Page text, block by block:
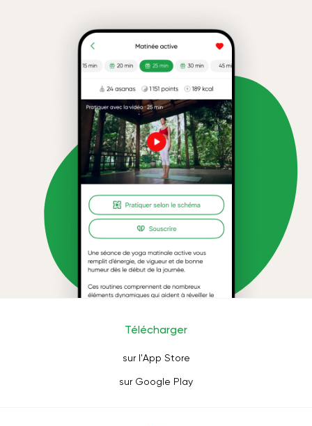
Télécharger
sur l'App Store
sur Google Play